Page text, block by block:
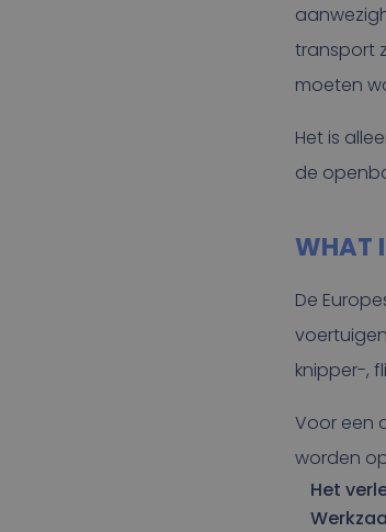
transport
moeten
Het is
de
WHAT
De
knipper-,
Voor een
worden
Het